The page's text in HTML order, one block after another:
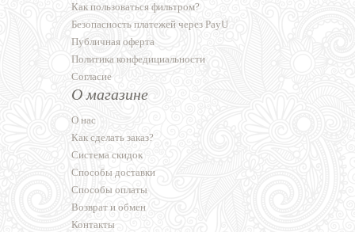
Как пользоваться фильтром?
Безопасность платежей через PayU
Публичная оферта
Политика конфедициальности
Согласие
О магазине
О нас
Как сделать заказ?
Система скидок
Способы доставки
Способы оплаты
Возврат и обмен
Контакты